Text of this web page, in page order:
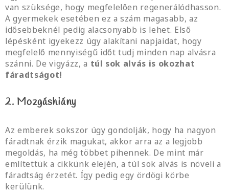
van szüksége, hogy megfelelően regenerálódhasson.
A gyermekek esetében ez a szám magasabb, az
idősebbeknél pedig alacsonyabb is lehet. Első
lépésként igyekezz úgy alakítani napjaidat, hogy
megfelelő mennyiségű időt tudj minden nap alvásra
szánni. De vigyázz, a túl sok alvás is okozhat
fáradtságot!
2. Mozgáshiány
Az emberek sokszor úgy gondolják, hogy ha nagyon
fáradtnak érzik magukat, akkor arra az a legjobb
megoldás, ha még többet pihennek. De mint már
említettük a cikkünk elején, a túl sok alvás is növeli a
fáradtság érzetét. Így pedig egy ördögi körbe
kerülünk.